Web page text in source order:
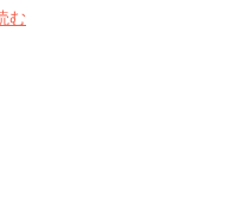
になりませんでした！
む